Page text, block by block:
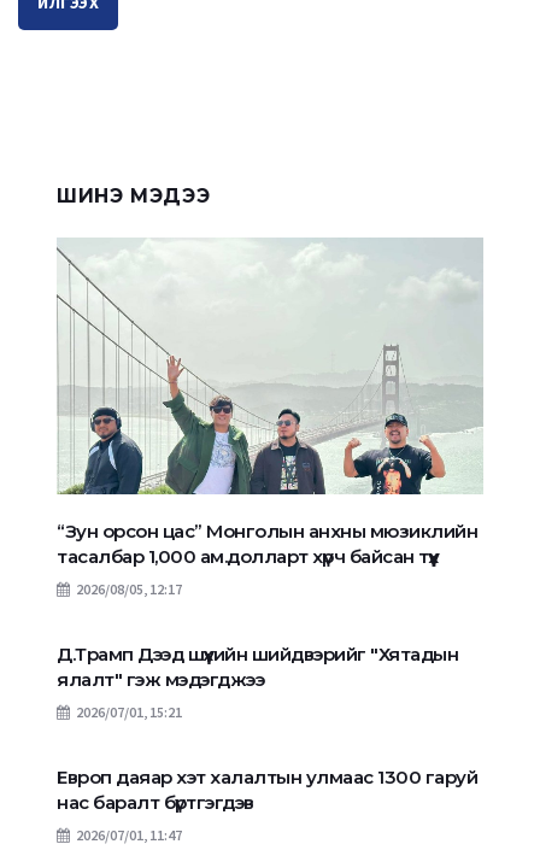
ШИНЭ МЭДЭЭ
“Зун орсон цас” Монголын анхны мюзиклийн
тасалбар 1,000 ам.долларт хүрч байсан түүх
2026/08/05, 12:17
Д.Трамп Дээд шүүхийн шийдвэрийг "Хятадын
ялалт" гэж мэдэгджээ
2026/07/01, 15:21
Европ даяар хэт халалтын улмаас 1300 гаруй
нас баралт бүртгэгдэв
2026/07/01, 11:47